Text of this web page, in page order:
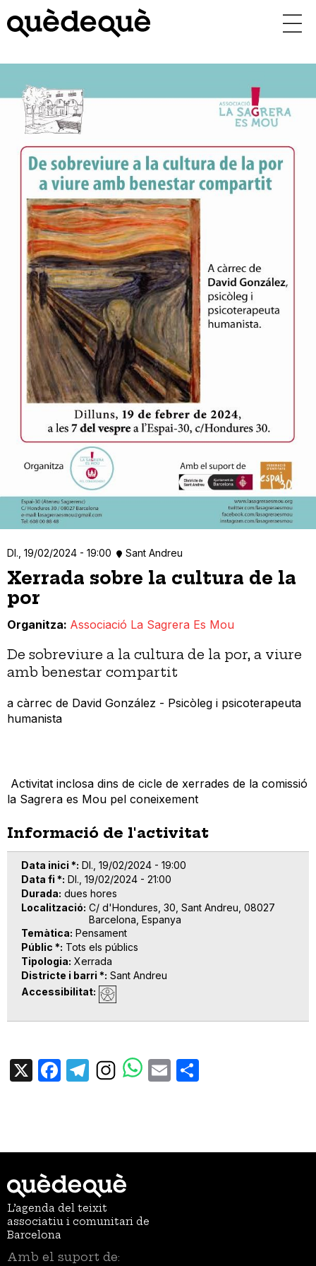
contingut
Dl., 19/02/2024 - 19:00 Sant Andreu
Xerrada sobre la cultura de la
por
Organitza Associació La Sagrera Es Mou
De sobreviure a la cultura de la por, a viure
amb benestar compartit
a càrrec de David González - Psicòleg i psicoterapeuta
humanista
Activitat inclosa dins de cicle de xerrades de la comissió
la Sagrera es Mou pel coneixement
Informació de l'activitat
Data inici * Dl., 19/02/2024 - 19:00
Data fi * Dl., 19/02/2024 - 21:00
Durada dues hores
Localització C/ d'Hondures, 30, Sant Andreu, 08027
Barcelona, Espanya
Temàtica Pensament
Públic * Tots els públics
Tipologia Xerrada
Districte i barri * Sant Andreu
Accessibilitat
X Facebook
TelegramEmail
L’agenda del teixit
associatiu i comunitari de
Barcelona
Amb el suport de: